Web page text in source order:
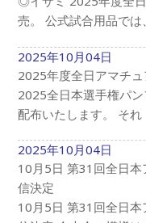
売。 公式試合用品で
2025年10月04日
2025年度全日アマチ
2025全日本選手権パ
配布いたします。 それ
2025年10月04日
10月5日 第31回全日
信決定
10月5日 第31回全日